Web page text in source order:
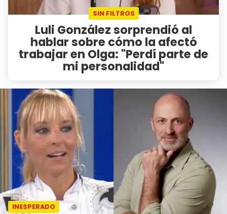
SIN FILTROS
Luli González sorprendió al
hablar sobre cómo la afectó
trabajar en Olga: "Perdí parte de
mi personalidad"
INESPERADO